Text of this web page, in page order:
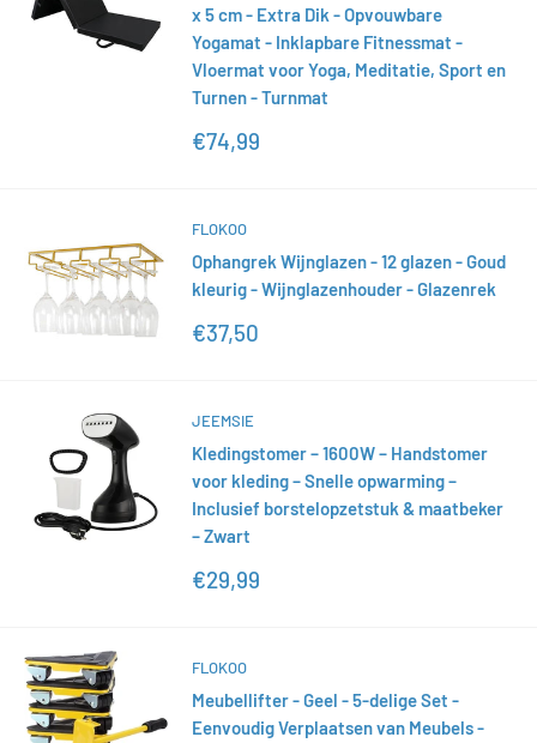
x 5 cm - Extra Dik - Opvouwbare
Yogamat - Inklapbare Fitnessmat -
Vloermat voor Yoga, Meditatie, Sport en
Turnen - Turnmat
Actieprijs
€74,99
FLOKOO
Ophangrek Wijnglazen - 12 glazen - Goud
kleurig - Wijnglazenhouder - Glazenrek
Actieprijs
€37,50
JEEMSIE
Kledingstomer – 1600W – Handstomer
voor kleding – Snelle opwarming –
Inclusief borstelopzetstuk & maatbeker
– Zwart
Actieprijs
€29,99
FLOKOO
Meubellifter - Geel - 5-delige Set -
Eenvoudig Verplaatsen van Meubels -